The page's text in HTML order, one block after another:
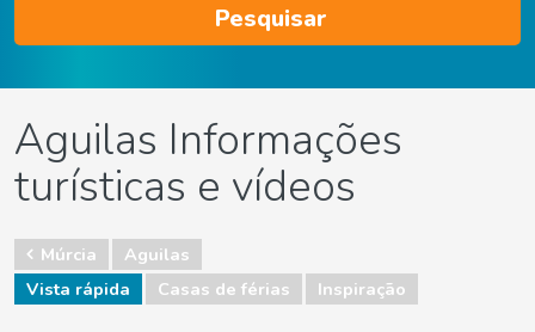
Pesquisar
Aguilas Informações
turísticas e vídeos
Múrcia
Aguilas
Vista rápida
Casas de férias Inspiração